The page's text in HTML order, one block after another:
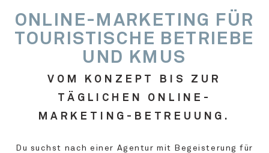
ONLINE-MARKETING FÜR
TOURISTISCHE BETRIEBE
UND KMUS
VOM KONZEPT BIS ZUR
TÄGLICHEN ONLINE-
MARKETING-BETREUUNG.
Du suchst nach einer Agentur mit Begeisterung für